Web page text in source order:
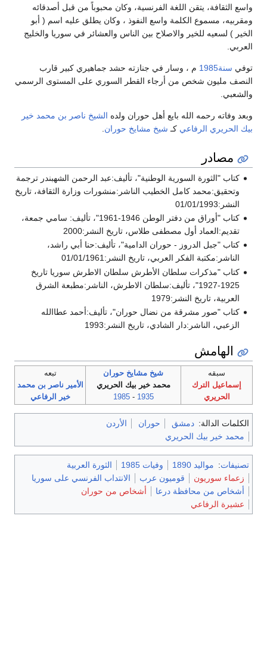
واسع الثقافة، يتقن اللغة الفرنسية، وكان محبوباً من قبل أصدقائه
ومقربيه، مسموع الكلمة واسع النفوذ ، وكان يطلق عليه اسم ( أبو
الخير ) لسعيه للخير والاصلاح بين الناس والعشائر في سوريا والخليج
العربي.
توفي سنة1985
م ، وسار في جنازته حشد جماهيري كبير قارب
النصف مليون شخص من أرجاء القطر السوري على المستوى الرسمي
والشعبي.
وبعد وفاته رحمه الله بايع أهل حوران ولده الشيخ ناصر بن محمد خير
بيك الحريري الرفاعي كـ شيخ مشايخ حوران
مصادر
كتاب "الثورة السورية الوطنية"، تأليف:عبد الرحمن الشهبندر ترجمة
وتحقيق:محمد كامل الخطيب الناشر:منشورات وزارة الثقافة، تاريخ
النشر:01/01/1993
كتاب "أوراق من دفتر الوطن 1946-1961"، تأليف: سامي جمعة،
تقديم:العماد أول مصطفى طلاس، تاريخ النشر:2000
كتاب "جبل الدروز - حوران الدامية"، تأليف:حنا أبي راشد،
الناشر:مكتبة الفكر العربي، تاريخ النشر:01/01/1961
كتاب "مذكرات سلطان الأطرش سلطان الاطرش سوريا تاريخ
1925-1927"، تأليف:سلطان الاطرش، الناشر:مطبعة الشرق
العربية، تاريخ النشر:1979
كتاب "صور مشرقة من نضال حوران"، تأليف:أحمد عطاالله
الزعبي، الناشر:دار الشادي، تاريخ النشر:1993
الهامش
سبقه
إسماعيل الترك
الحريري
شيخ مشايخ حوران
محمد خير بيك الحريري
1935
-
1985
تبعه
الأمير ناصر بن محمد
خير الرفاعي
الكلمات الدالة: دمشق حوران
الأردن
محمد خير بيك الحريري
تصنيفات: مواليد 1890 وفيات 1985
الثورة العربية
زعماء سوريون
قوميون عرب
الانتداب الفرنسي على سوريا
أشخاص من محافظة درعا
أشخاص من حوران
عشيرة الرفاعي